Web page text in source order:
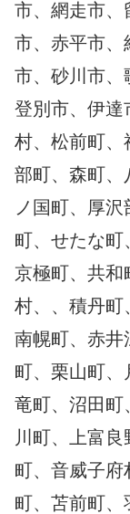
市、網走市、
市、赤平市、
市、砂川市、
登別市、伊達
村、松前町、
部町、森町、
ノ国町、厚
町、せたな町
京極町、共和
村、、積丹町
南幌町、赤井
町、栗山町
竜町、沼田町
川町、上富
町、音威子
町、苫前町、